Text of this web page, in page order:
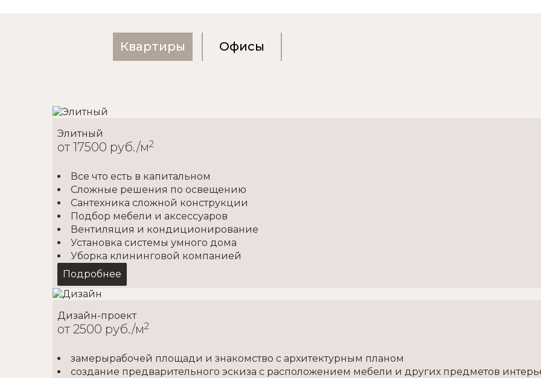
Квартиры Офисы
Элитный
от 17500 руб./м2
Все что есть в капитальном
Сложные решения по освещению
Сантехника сложной конструкции
Подбор мебели и аксессуаров
Вентиляция и кондиционирование
Установка системы умного дома
Уборка клининговой компанией
Подробнее
Дизайн-проект
от 2500 руб./м2
замерырабочей площади и знакомство с архитектурным планом
создание предварительного эскиза с расположением мебели и других предметов